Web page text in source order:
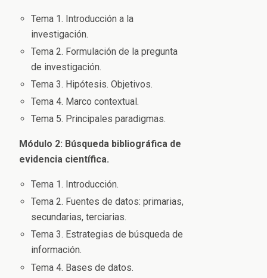
Tema 1. Introducción a la
investigación.
Tema 2. Formulación de la pregunta
de investigación.
Tema 3. Hipótesis. Objetivos.
Tema 4. Marco contextual.
Tema 5. Principales paradigmas.
Módulo 2: Búsqueda bibliográfica de
evidencia científica.
Tema 1. Introducción.
Tema 2. Fuentes de datos: primarias,
secundarias, terciarias.
Tema 3. Estrategias de búsqueda de
información.
Tema 4. Bases de datos.